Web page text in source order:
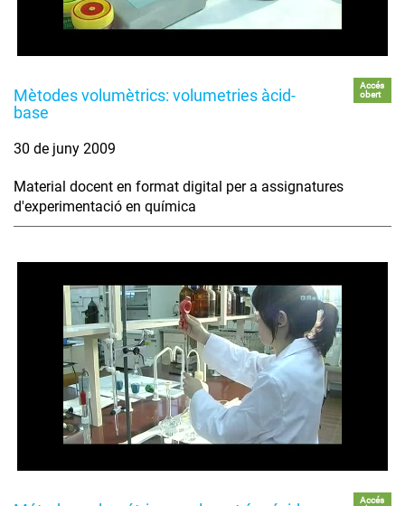
Mètodes volumètrics: volumetries àcid-
base
Accés
obert
30 de juny 2009
Material docent en format digital per a assignatures
d'experimentació en química
Accés